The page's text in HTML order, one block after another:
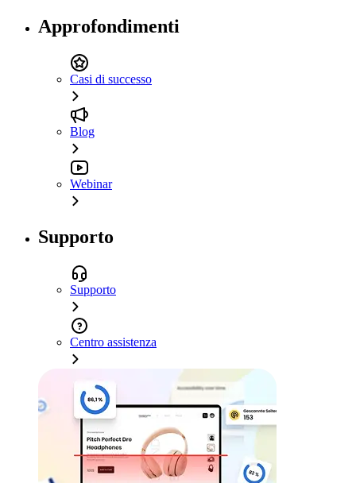
Approfondimenti
Casi di successo
Blog
Webinar
Supporto
Supporto
Centro assistenza